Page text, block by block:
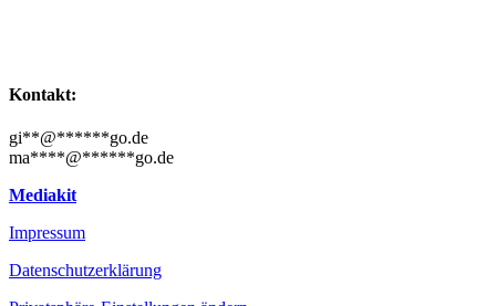
Kontakt:
gi**@******go.de
ma****@******go.de
Mediakit
Impressum
Datenschutzerklärung